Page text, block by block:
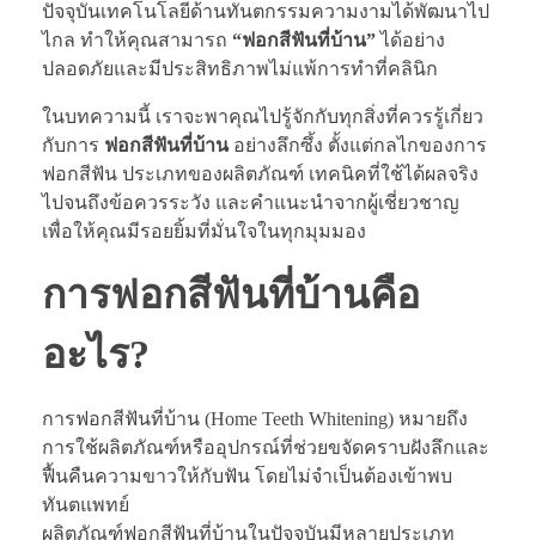
ปัจจุบันเทคโนโลยีด้านทันตกรรมความงามได้พัฒนาไป
ไกล ทำให้คุณสามารถ “ฟอกสีฟันที่บ้าน”ได้อย่าง
ปลอดภัยและมีประสิทธิภาพไม่แพ้การทำที่คลินิก
ในบทความนี้ เราจะพาคุณไปรู้จักกับทุกสิ่งที่ควรรู้เกี่ยว
กับการ ฟอกสีฟันที่บ้านอย่างลึกซึ้ง ตั้งแต่กลไกของการ
ฟอกสีฟัน ประเภทของผลิตภัณฑ์ เทคนิคที่ใช้ได้ผลจริง
ไปจนถึงข้อควรระวัง และคำแนะนำจากผู้เชี่ยวชาญ
เพื่อให้คุณมีรอยยิ้มที่มั่นใจในทุกมุมมอง
การฟอกสีฟันที่บ้านคือ
อะไร?
การฟอกสีฟันที่บ้าน (Home Teeth Whitening) หมายถึง
การใช้ผลิตภัณฑ์หรืออุปกรณ์ที่ช่วยขจัดคราบฝังลึกและ
ฟื้นคืนความขาวให้กับฟัน โดยไม่จำเป็นต้องเข้าพบ
ทันตแพทย์
ผลิตภัณฑ์ฟอกสีฟันที่บ้านในปัจจุบันมีหลายประเภท